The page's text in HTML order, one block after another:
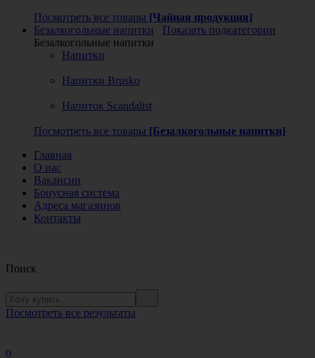
Посмотреть все товары [Чайная продукция]
Безалкогольные напитки
Показать подкатегории
Безалкогольные напитки
Напитки
Напитки Brusko
Напиток Scandalist
Посмотреть все товары [Безалкогольные напитки]
Главная
О нас
Вакансии
Бонусная система
Адреса магазинов
Контакты
Поиск
Посмотреть все результаты
0